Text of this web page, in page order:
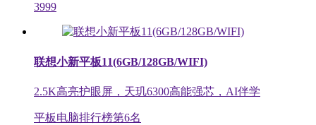
3999
联想小新平板11(6GB/128GB/WIFI)
2.5K高亮护眼屏，天玑6300高能强芯，AI伴学
平板电脑排行榜第6名